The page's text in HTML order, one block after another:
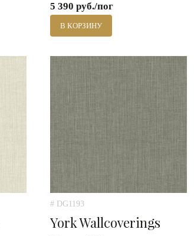
5 390 руб./пог
В КОРЗИНУ
# DG1193
York Wallcoverings